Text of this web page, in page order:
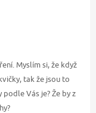
Myslím si, že když
tak že jsou to
Vás je? Že by z